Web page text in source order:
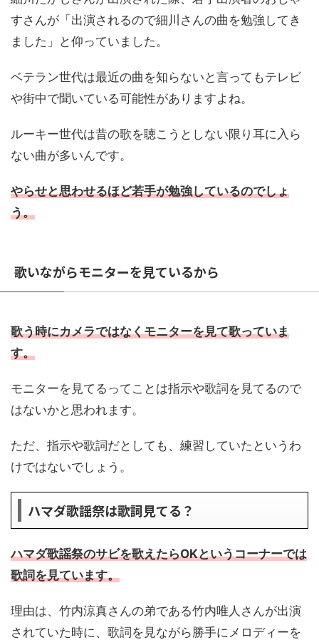
すさんが「出演されるので細川さんの曲を勉強してき
ました」と仰っていました。
ベテラン世代は最近の曲を知らないと言ってもテレビ
や街中で聞いている可能性がありますよね。
ルーキー世代は昔の歌を聴こうとしない限り耳に入ら
ない曲が多いんです。
やらせと思わせるほど若手が勉強しているのでしょ
う。
歌いながらモニターを見ているから
歌う時にカメラではなくモニターを見て歌っていま
す。
モニターを見てるってことは指示や歌詞を見てるので
はないかと思われます。
ただ、指示や歌詞だとしても、練習していたというわ
けではないでしょう。
ハマダ歌謡祭は歌詞見てる？
ハマダ歌謡祭のサビを歌えたらOKというコーナーでは
歌詞を見ています。
理由は、竹内涼真さんの弟である竹内唯人さんが出演
されていた時に、歌詞を見ながら勝手にメロディーを